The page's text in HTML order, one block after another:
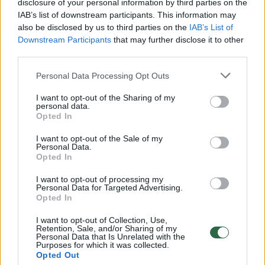
disclosure of your personal information by third parties on the
IAB’s list of downstream participants. This information may
also be disclosed by us to third parties on the IAB’s List of
Downstream Participants that may further disclose it to other
Personal Data Processing Opt Outs
I want to opt-out of the Sharing of my
personal data.
Opted In
I want to opt-out of the Sale of my
Personal Data.
Opted In
I want to opt-out of processing my
Personal Data for Targeted Advertising.
Opted In
I want to opt-out of Collection, Use,
Retention, Sale, and/or Sharing of my
Personal Data that Is Unrelated with the
Purposes for which it was collected.
Opted Out
00:00:30
Vaizdai iš tragiškos avarijos Vilniaus r.: dviejų moterų ir
vaiko gyvybių išgelbėti nepavyko
Žinios | Lietuvos diena
Savaitės vidurys nusimato karštas: temperatūra kils iki
32 laipsnių šilumos
Ukrainos politikoje: jis yra neteisus
Laidos
00:00:59
Nufilmavo, kaip patvino Vilniaus Vakarinis aplinkkelis:
vaizdas pribloškia